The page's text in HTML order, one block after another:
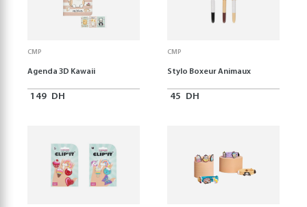
CMP
Agenda 3D Kawaii
149 DH
CMP
Stylo Boxeur Animaux
45 DH